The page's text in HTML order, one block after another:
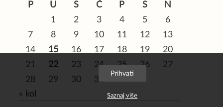
P U S Č P S
N
1
2 3 4 5
6
7
8 9 10 11 12
13
14
15 16 17 18 19
20
21
22 23 24 25 26
27
28
29 30
31
« kol
Prihvati
Saznaj više